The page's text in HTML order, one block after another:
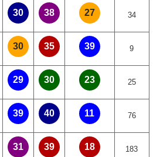
30 38 27 34
30 35 39 9
29 30 23 25
39 40 11 76
31 39 18 183